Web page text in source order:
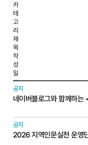
카
테
고
리
제
목
작
성
일
공지
공지
2026 지역인문실천 운영